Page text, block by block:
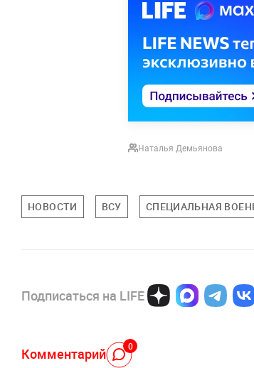
Наталья Демьянова
НОВОСТИ ВСУ СПЕЦИАЛЬНАЯ
Подписаться на LIFE
Комментарий 0